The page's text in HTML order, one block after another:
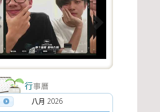
八月 2026